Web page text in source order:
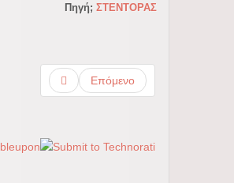
Πηγή; ΣΤΕΝΤΟΡΑΣ
Επόμενο